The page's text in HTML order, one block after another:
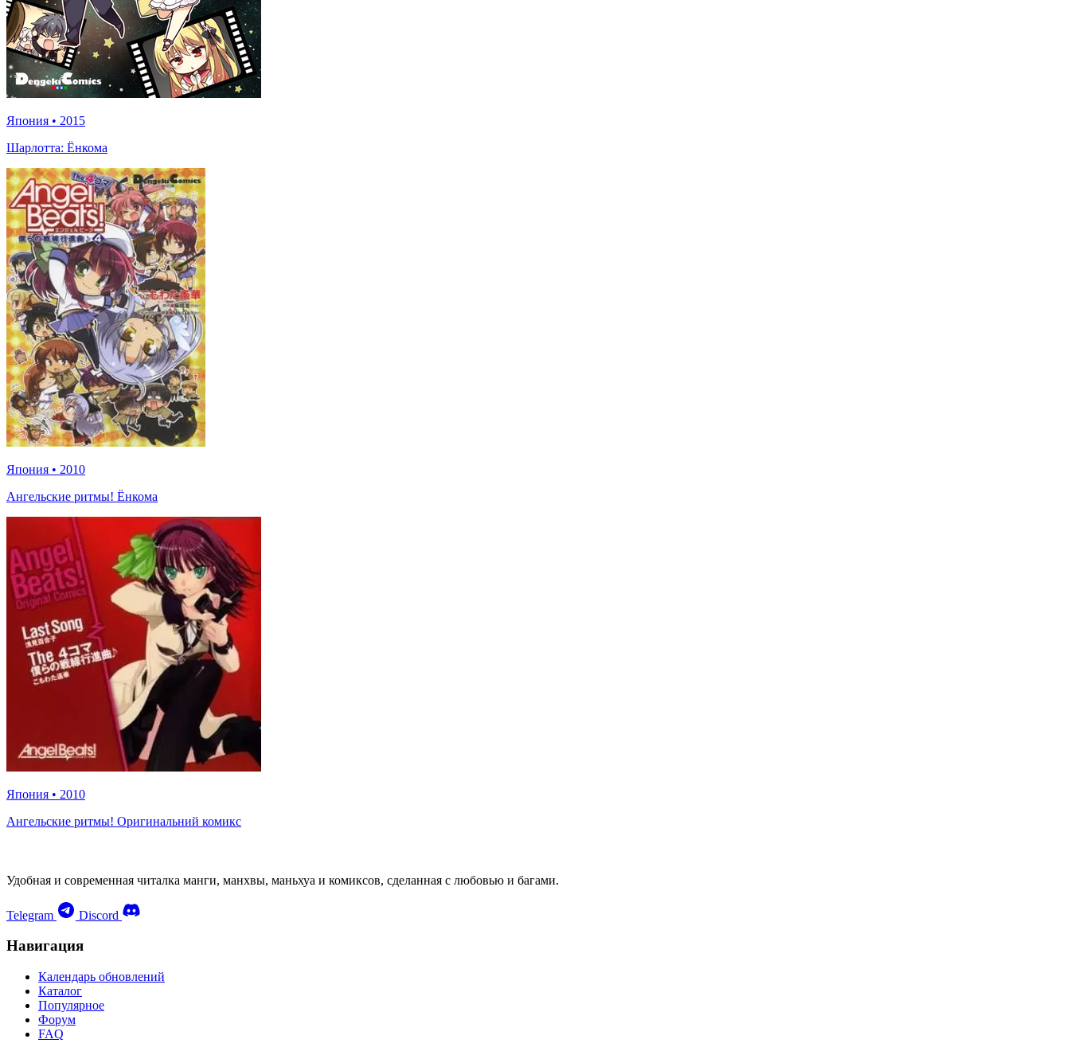
Япония • 2015
Шарлотта: Ёнкома
Япония • 2010
Ангельские ритмы! Ёнкома
Япония • 2010
Ангельские ритмы! Оригинальний комикс
Удобная и современная читалка манги, манхвы, маньхуа и комиксов, сделанная с любовью и багами.
Telegram Discord
Навигация
Календарь обновлений
Каталог
Популярное
Форум
FAQ